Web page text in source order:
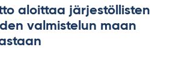
aloittaa järjestöllisten
valmistelun maan